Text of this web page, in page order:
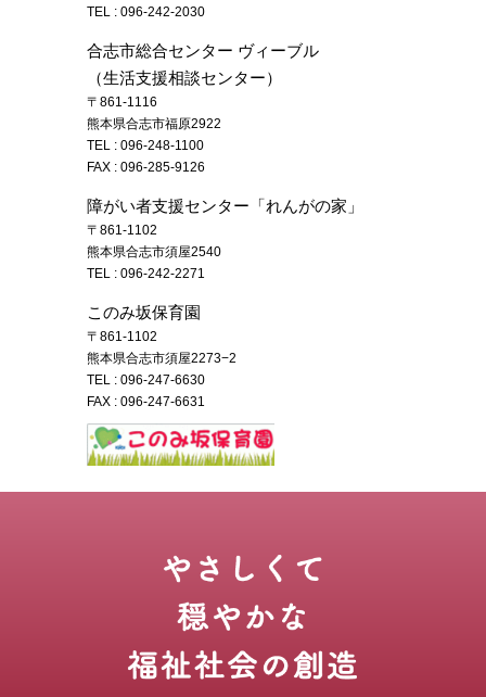
TEL : 096-242-2030
合志市総合センター ヴィーブル
（生活支援相談センター）
〒861-1116
熊本県合志市福原2922
TEL : 096-248-1100
FAX : 096-285-9126
障がい者支援センター「れんがの家」
〒861-1102
熊本県合志市須屋2540
TEL : 096-242-2271
このみ坂保育園
〒861-1102
熊本県合志市須屋2273−2
TEL : 096-247-6630
FAX : 096-247-6631